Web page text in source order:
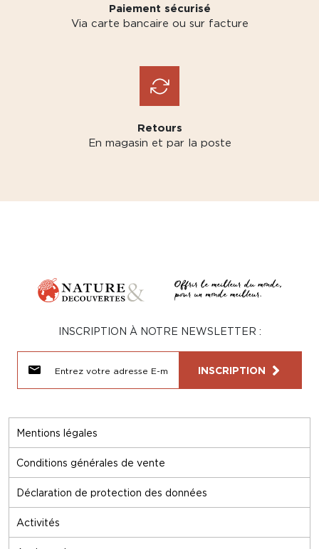
Paiement sécurisé
Via carte bancaire ou sur facture
Retours
En magasin et par la poste
Mentions légales
Conditions générales de vente
Déclaration de protection des données
Activités
INSCRIPTION À NOTRE NEWSLETTER :
INSCRIPTION